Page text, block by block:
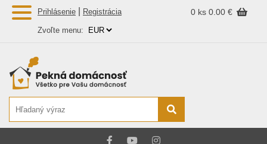
Prihlásenie Registrácia 0 ks 0.00 €
Zvoľte menu: